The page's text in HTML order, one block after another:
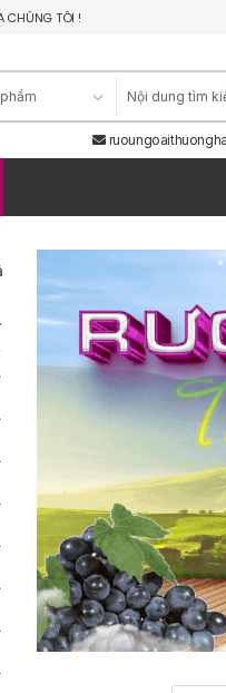
CHÚNG TÔI !